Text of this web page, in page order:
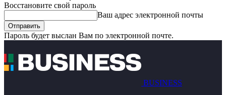
Восстановите свой пароль
Ваш адрес электронной почты
Пароль будет выслан Вам по электронной почте.
BUSINESS